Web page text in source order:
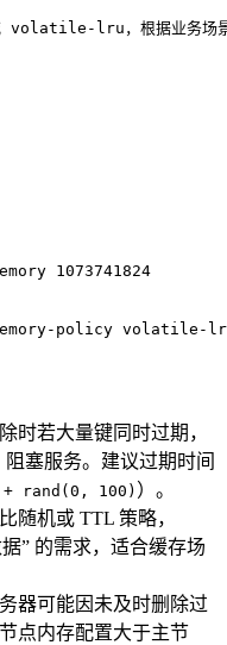
volatile-lru，根据业务场
policy volatile-
时若大量键同时过期，
塞服务。建议过期时间
rand(0, 100) ）。
随机或 TTL 策略，
” 的需求，适合缓存场
器可能因未及时删除过
点内存配置大于主节